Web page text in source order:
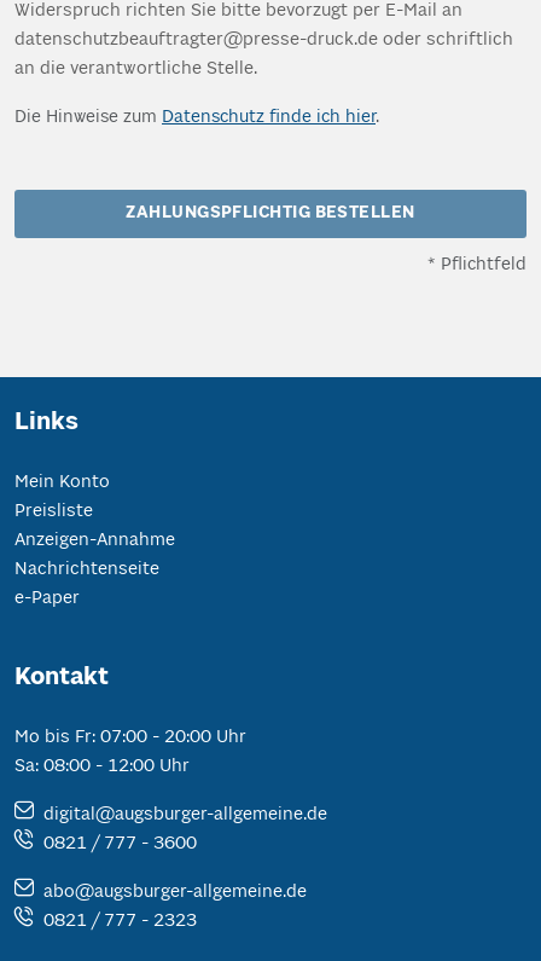
Widerspruch richten Sie bitte bevorzugt per E-Mail an
datenschutzbeauftragter@presse-druck.de oder schriftlich
an die verantwortliche Stelle.
Die Hinweise zum Datenschutz finde ich hier.
ZAHLUNGSPFLICHTIG BESTELLEN
* Pflichtfeld
Links
Mein Konto
Preisliste
Anzeigen-Annahme
Nachrichtenseite
e-Paper
Kontakt
Mo bis Fr: 07:00 - 20:00 Uhr
Sa: 08:00 - 12:00 Uhr
digital@augsburger-allgemeine.de
0821 / 777 - 3600
abo@augsburger-allgemeine.de
0821 / 777 - 2323